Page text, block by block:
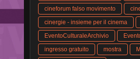
cineforum falso movimento
cinergie - insieme per il cinema
EventoCulturaleArchivio
ingresso gratuito
mostra